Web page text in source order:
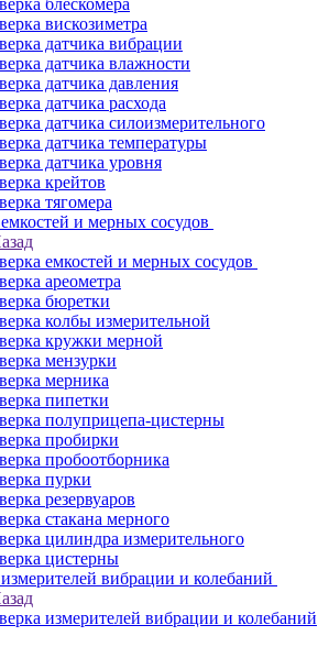
блескомера
вискозиметра
датчика вибрации
датчика влажности
датчика давления
датчика расхода
датчика силоизмерительного
датчика температуры
датчика уровня
крейтов
тягомера
и мерных сосудов
емкостей и мерных сосудов
ареометра
бюретки
колбы измерительной
кружки мерной
мензурки
мерника
пипетки
полуприцепа-цистерны
пробирки
пробоотборника
пурки
резервуаров
стакана мерного
цилиндра измерительного
цистерны
вибрации и колебаний
измерителей вибрации и колебаний